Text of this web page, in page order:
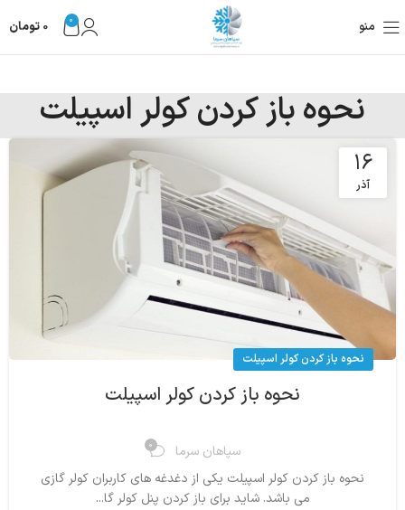
منو 0
0 تومان
نحوه باز کردن کولر اسپیلت
۱۶
آذر
نحوه باز کردن کولر اسپیلت
نحوه باز کردن کولر اسپیلت
سپاهان سرما 0
نحوه باز کردن کولر اسپیلت یکی از دغدغه های کاربران کولر گازی
می باشد. شاید برای باز کردن پنل کولر گا...